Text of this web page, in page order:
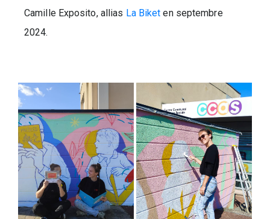
Camille Exposito, allias La Biketen septembre
2024.